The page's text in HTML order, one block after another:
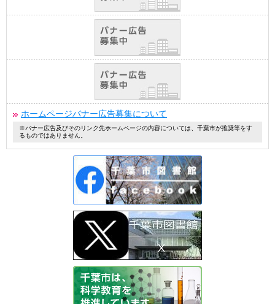
ホームページバナー広告募集について
※バナー広告及びそのリンク先ホームページの内容については、千葉市が推奨等をす
るものではありません。